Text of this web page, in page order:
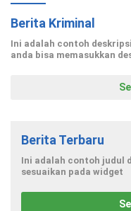
Berita Kriminal
Ini adalah contoh
anda bisa memasukkan
Berita Terbaru
Ini adalah contoh judul
sesuaikan pada widget